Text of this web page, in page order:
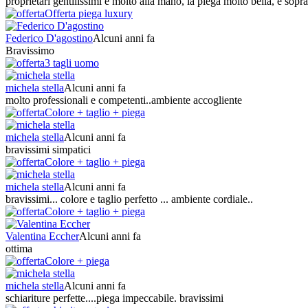
Offerta piega luxury
Federico D'agostinoAlcuni anni fa
Bravissimo
3 tagli uomo
michela stellaAlcuni anni fa
molto professionali e competenti..ambiente accogliente
Colore + taglio + piega
michela stellaAlcuni anni fa
bravissimi simpatici
Colore + taglio + piega
michela stellaAlcuni anni fa
bravissimi... colore e taglio perfetto ... ambiente cordiale..
Colore + taglio + piega
Valentina EccherAlcuni anni fa
ottima
Colore + piega
michela stellaAlcuni anni fa
schiariture perfette....piega impeccabile. bravissimi